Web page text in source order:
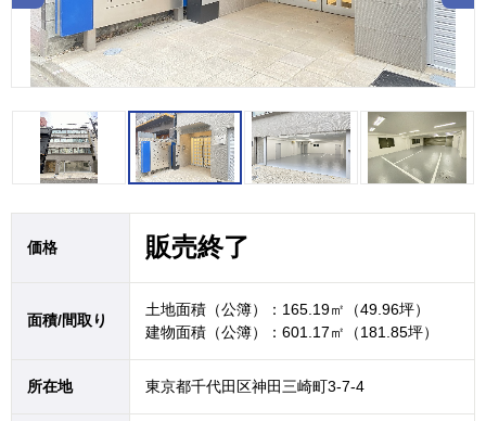
1 2 3
価格 販売終了
面積/間取り
土地面積（公簿）：165.19㎡（49.96坪）
建物面積（公簿）：601.17㎡（181.85坪）
所在地 東京都千代田区神田三崎町3-7-4